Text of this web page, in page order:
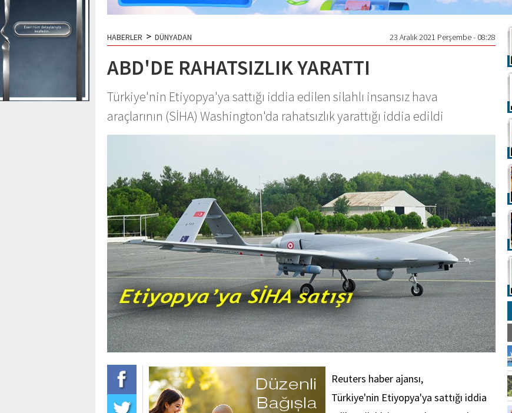
HABERLER > DÜNYADAN 23 Aralık 2021 Perşembe - 08:28
ABD'DE RAHATSIZLIK YARATTI
Türkiye'nin Etiyopya'ya sattığı iddia edilen silahlı insansız hava
araçlarının (SİHA) Washington'da rahatsızlık yarattığı iddia edildi
Reuters haber ajansı,
Türkiye'nin Etiyopya'ya sattığı iddia